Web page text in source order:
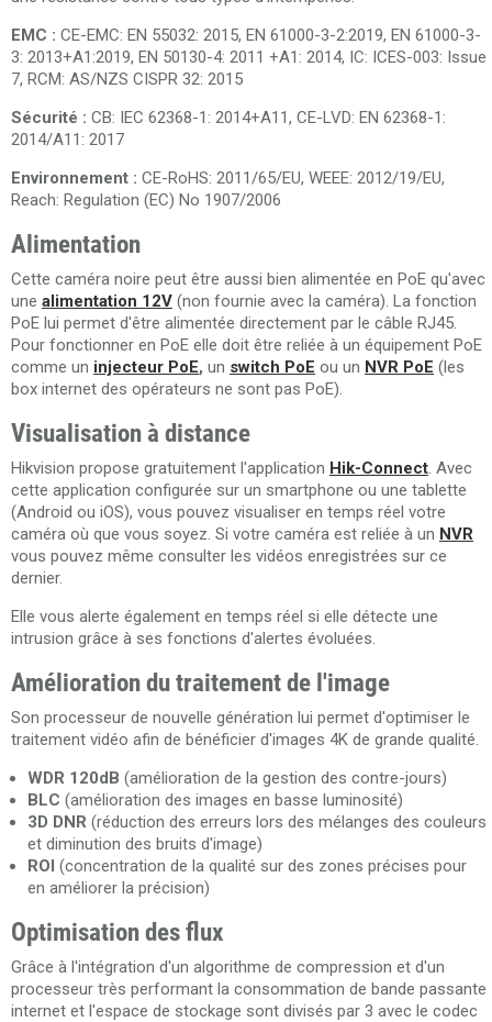
EMC : CE-EMC: EN 55032: 2015, EN 61000-3-2:2019, EN 61000-3-
3: 2013+A1:2019, EN 50130-4: 2011 +A1: 2014, IC: ICES-003: Issue
7, RCM: AS/NZS CISPR 32: 2015
Sécurité : CB: IEC 62368-1: 2014+A11, CE-LVD: EN 62368-1:
2014/A11: 2017
Environnement : CE-RoHS: 2011/65/EU, WEEE: 2012/19/EU,
Reach: Regulation (EC) No 1907/2006
Alimentation
Cette caméra noire peut être aussi bien alimentée en PoE qu'avec
une alimentation 12V (non fournie avec la caméra). La fonction
PoE lui permet d'être alimentée directement par le câble RJ45.
Pour fonctionner en PoE elle doit être reliée à un équipement PoE
comme un injecteur PoE, un switch PoE ou un NVR PoE (les
box internet des opérateurs ne sont pas PoE).
Visualisation à distance
Hikvision propose gratuitement l'application Hik-Connect. Avec
cette application configurée sur un smartphone ou une tablette
(Android ou iOS), vous pouvez visualiser en temps réel votre
caméra où que vous soyez. Si votre caméra est reliée à un NVR
vous pouvez même consulter les vidéos enregistrées sur ce
dernier.
Elle vous alerte également en temps réel si elle détecte une
intrusion grâce à ses fonctions d'alertes évoluées.
Amélioration du traitement de l'image
Son processeur de nouvelle génération lui permet d'optimiser le
traitement vidéo afin de bénéficier d'images 4K de grande qualité.
WDR 120dB (amélioration de la gestion des contre-jours)
BLC (amélioration des images en basse luminosité)
3D DNR (réduction des erreurs lors des mélanges des couleurs
et diminution des bruits d'image)
ROI (concentration de la qualité sur des zones précises pour
en améliorer la précision)
Optimisation des flux
Grâce à l'intégration d'un algorithme de compression et d'un
processeur très performant la consommation de bande passante
internet et l'espace de stockage sont divisés par 3 avec le codec